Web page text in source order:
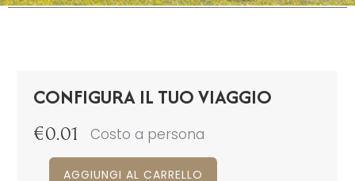
CONFIGURA IL TUO VIAGGIO
€0.01 Costo a persona
AGGIUNGI AL CARRELLO